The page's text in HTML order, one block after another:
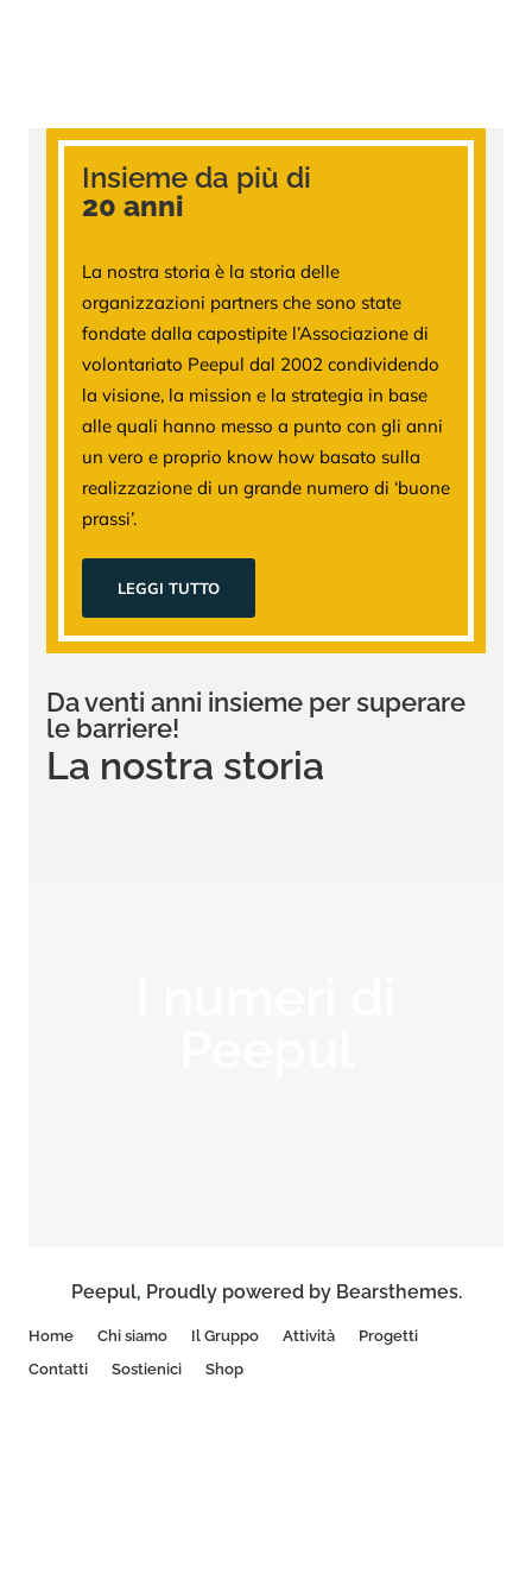
Insieme da più di
20 anni
La nostra storia è la storia delle
organizzazioni partners che sono state
fondate dalla capostipite l’Associazione di
volontariato Peepul dal 2002 condividendo
la visione, la mission e la strategia in base
alle quali hanno messo a punto con gli anni
un vero e proprio know how basato sulla
realizzazione di un grande numero di ‘buone
prassi’.
LEGGI TUTTO
Da venti anni insieme per superare
le barriere!
La nostra storia
Peepul, Proudly powered by Bearsthemes.
Home Chi siamo Il Gruppo Attività
Progetti
Contatti
Sostienici Shop